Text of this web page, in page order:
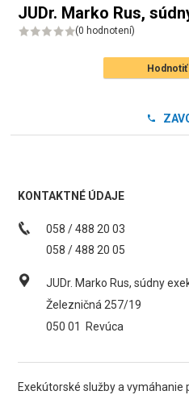
JUDr. Marko Rus,
(0 hodnotení)
KONTAKTNÉ ÚDAJE
058 / 488 20 03
058 / 488 20 05
JUDr. Marko Rus, súdny
Železničná 257/19
050 01
Revúca
Exekútorské služby a vymáhanie